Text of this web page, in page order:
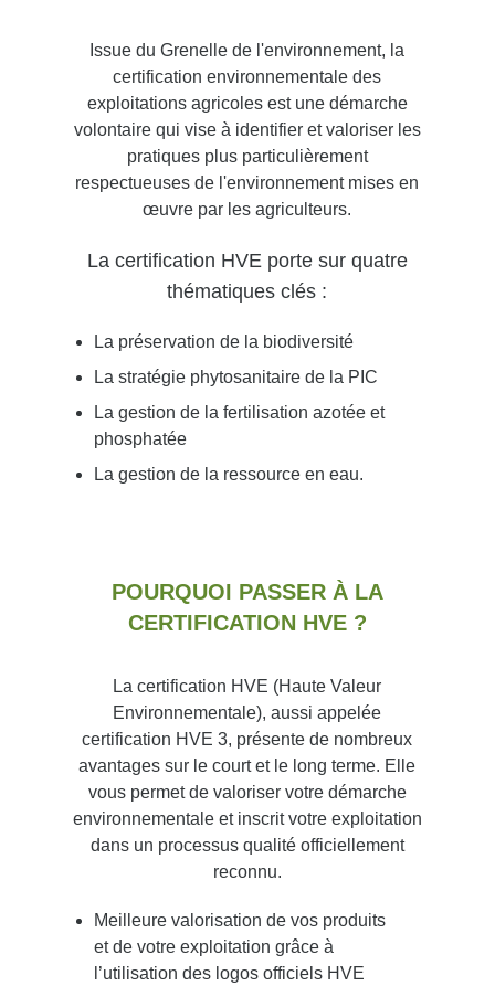
Issue du Grenelle de l'environnement, la
certification environnementale des
exploitations agricoles est une démarche
volontaire qui vise à identifier et valoriser les
pratiques plus particulièrement
respectueuses de l'environnement mises en
œuvre par les agriculteurs.
La certification HVE porte sur quatre
thématiques clés :
La préservation de la biodiversité
La stratégie phytosanitaire de la PIC
La gestion de la fertilisation azotée et
phosphatée
La gestion de la ressource en eau.
POURQUOI PASSER À LA
CERTIFICATION HVE ?
La certification HVE (Haute Valeur
Environnementale), aussi appelée
certification HVE 3, présente de nombreux
avantages sur le court et le long terme. Elle
vous permet de valoriser votre démarche
environnementale et inscrit votre exploitation
dans un processus qualité officiellement
reconnu.
Meilleure valorisation de vos produits
et de votre exploitation grâce à
l’utilisation des logos officiels HVE